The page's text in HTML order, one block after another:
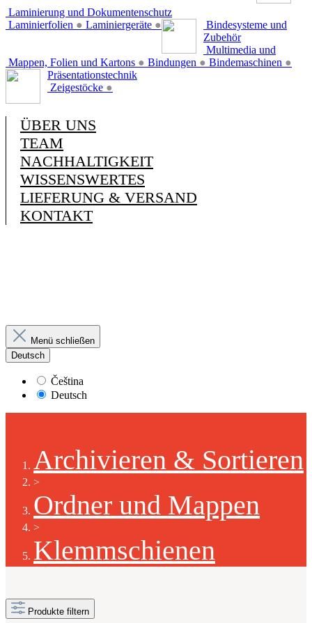
Laminierung und Dokumentenschutz
Laminierfolien ● Laminiergeräte ●
Bindesysteme und
Zubehör
Mappen, Folien und Kartons ● Bindungen ● Bindemaschinen ●
Multimedia und
Präsentationstechnik
Zeigestöcke ●
ÜBER UNS
TEAM
NACHHALTIGKEIT
WISSENSWERTES
LIEFERUNG & VERSAND
KONTAKT
Menü schließen
Deutsch
Čeština
Deutsch
Archivieren & Sortieren
>
Ordner und Mappen
>
Klemmschienen
Produkte filtern